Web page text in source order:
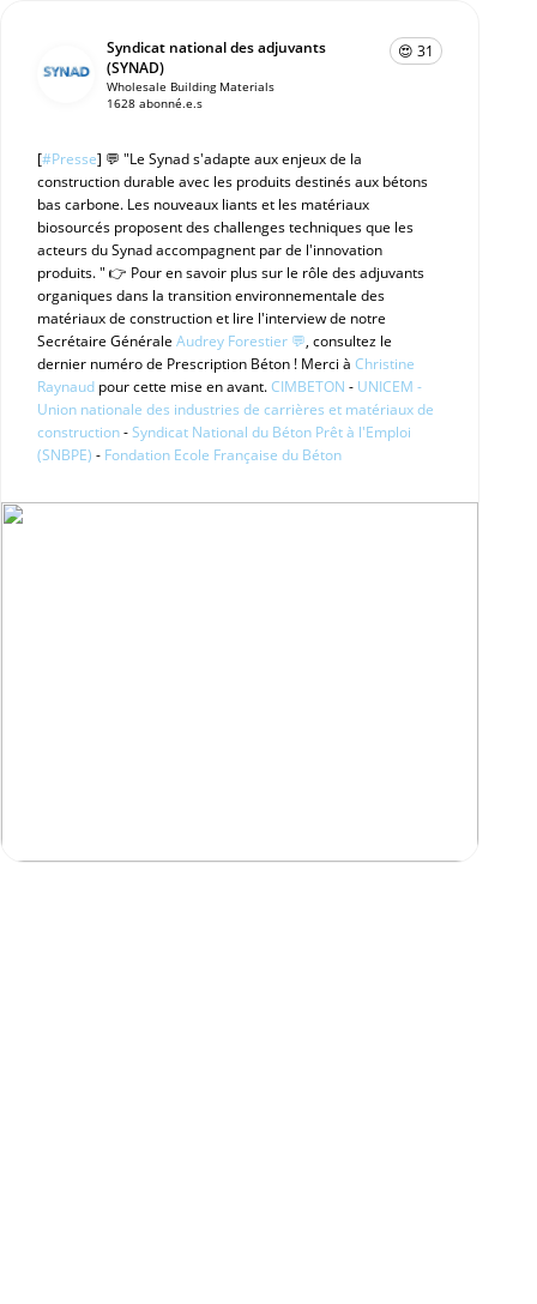
Syndicat national des adjuvants
(SYNAD)
Wholesale Building Materials
1628 abonné.e.s
😍 31
[#Presse] 💬 "Le Synad s'adapte aux enjeux de la
construction durable avec les produits destinés aux bétons
bas carbone. Les nouveaux liants et les matériaux
biosourcés proposent des challenges techniques que les
acteurs du Synad accompagnent par de l'innovation
produits. " 👉 Pour en savoir plus sur le rôle des adjuvants
organiques dans la transition environnementale des
matériaux de construction et lire l'interview de notre
Secrétaire Générale Audrey Forestier 💬, consultez le
dernier numéro de Prescription Béton ! Merci à Christine
Raynaud pour cette mise en avant.CIMBETON - UNICEM -
Union nationale des industries de carrières et matériaux de
construction-Syndicat National du Béton Prêt à l'Emploi
(SNBPE) - Fondation Ecole Française du Béton